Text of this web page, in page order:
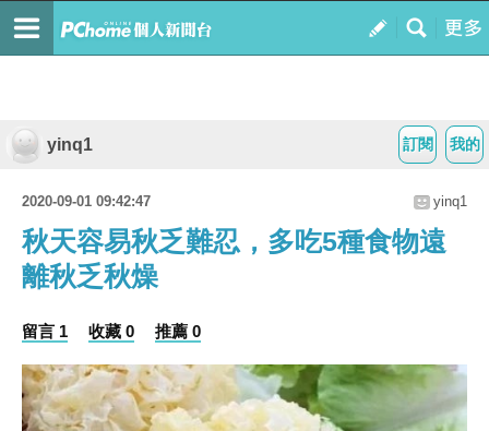
我的
訂閱
yinq1
2020-09-01 09:42:47 yinq1
秋天容易秋乏難忍，多吃5種食物遠
離秋乏秋燥
留言 1 收藏 0 推薦 0